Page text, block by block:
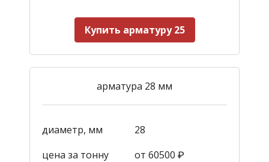
Купить арматуру 25
арматура 28 мм
диаметр, мм
28
цена за тонну
от 60500 ₽